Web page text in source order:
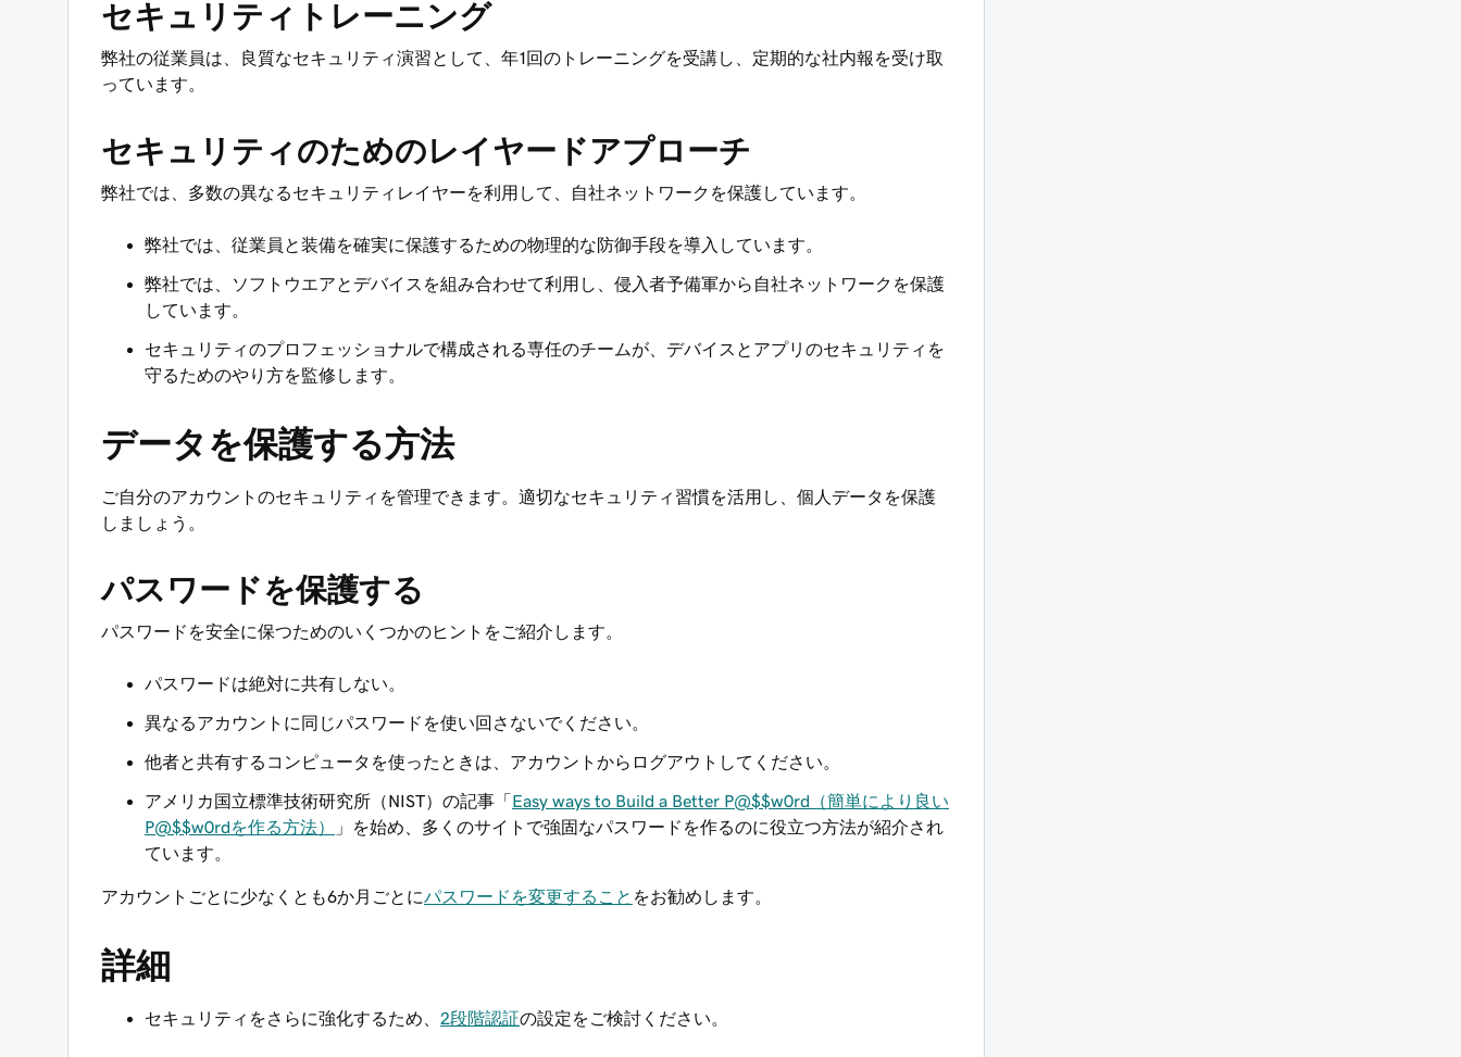
セキュリティトレーニング
弊社の従業員は、良質なセキュリティ演習として、年1回のトレーニングを受講し、定期的な社内報を受け取
っています。
セキュリティのためのレイヤードアプローチ
弊社では、多数の異なるセキュリティレイヤーを利用して、自社ネットワークを保護しています。
弊社では、従業員と装備を確実に保護するための物理的な防御手段を導入しています。
弊社では、ソフトウエアとデバイスを組み合わせて利用し、侵入者予備軍から自社ネットワークを保護
しています。
セキュリティのプロフェッショナルで構成される専任のチームが、デバイスとアプリのセキュリティを
守るためのやり方を監修します。
データを保護する方法
ご自分のアカウントのセキュリティを管理できます。適切なセキュリティ習慣を活用し、個人データを保護
しましょう。
‌‌パスワードを保護する
パスワードを安全に保つためのいくつかのヒントをご紹介します。
パスワードは絶対に共有しない。
異なるアカウントに同じパスワードを使い回さないでください。
他者と共有するコンピュータを使ったときは、アカウントからログアウトしてください。
アメリカ国立標準技術研究所（NIST）の記事「 Easy ways to Build a Better P@$$w0rd（簡単により良い
P@$$w0rdを作る方法）
」を始め、多くのサイトで強固なパスワードを作るのに役立つ方法が紹介され
ています。
アカウントごとに少なくとも6か月ごとにパスワードを変更すること をお勧めします。
詳細
セキュリティをさらに強化するため、 2段階認証の設定をご検討ください。